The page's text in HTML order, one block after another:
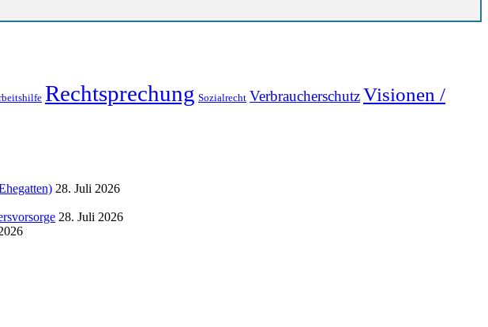
Rechtsprechung Sozialrecht VerbraucherschutzVisionen /
28. Juli 2026
28. Juli 2026